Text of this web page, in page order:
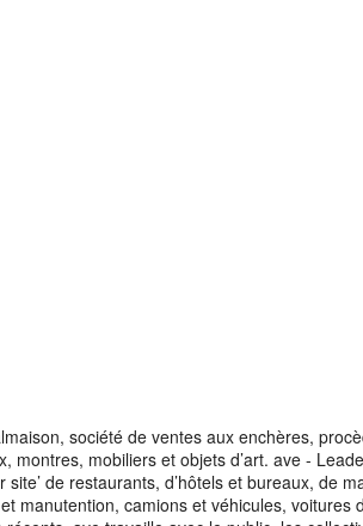
société de ventes aux enchères,
montres, mobiliers et objets d’art. ave -
de restaurants, d’hôtels et bureaux, de
manutention, camions et véhicules, voitures